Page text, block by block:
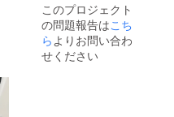
の基礎
設定～
屋外撮
影方法
EVENT
SPACE
【体験
内容】
初心者
スト
ワーク
ショッ
プ』：1
回 【日
このプロジェクト
の問題報告はこち
らよりお問い合わ
せください